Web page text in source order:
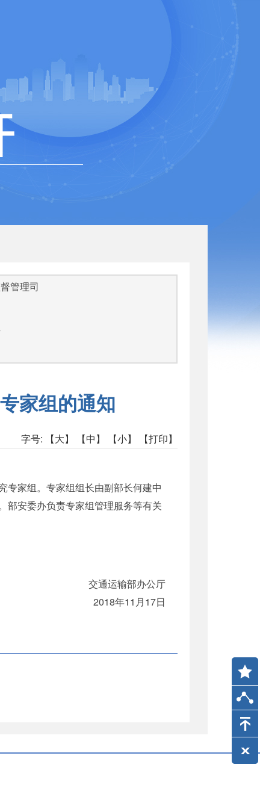
管理司
家组的通知
字号: 【大】 【中】 【小】 【打印】
家组。专家组组长由副部长何建中
部安委办负责专家组管理服务等有关
交通运输部办公厅
2018年11月17日